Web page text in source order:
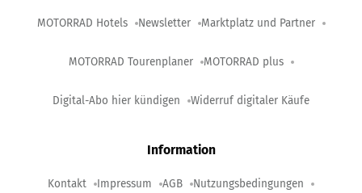
MOTORRAD Hotels Newsletter Marktplatz und Partner
MOTORRAD Tourenplaner MOTORRAD plus
Digital-Abo hier kündigen Widerruf digitaler Käufe
Information
Kontakt Impressum AGB Nutzungsbedingungen